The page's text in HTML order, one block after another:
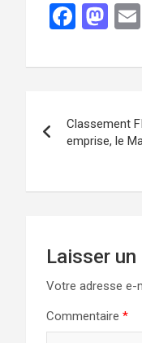
F
ce
o
o
M
st
d
o
Classement
emprise, le
Laisser
Votre adresse e-
Commentaire *